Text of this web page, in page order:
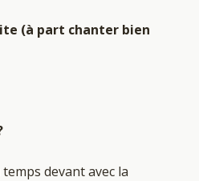
(à part chanter bien
devant avec la